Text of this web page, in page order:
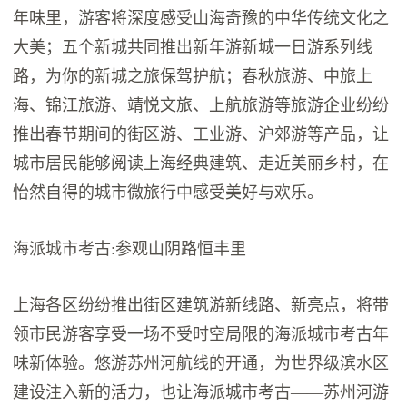
年味里，游客将深度感受山海奇豫的中华传统文化之
大美；五个新城共同推出新年游新城一日游系列线
路，为你的新城之旅保驾护航；春秋旅游、中旅上
海、锦江旅游、靖悦文旅、上航旅游等旅游企业纷纷
推出春节期间的街区游、工业游、沪郊游等产品，让
城市居民能够阅读上海经典建筑、走近美丽乡村，在
怡然自得的城市微旅行中感受美好与欢乐。
海派城市考古:参观山阴路恒丰里
上海各区纷纷推出街区建筑游新线路、新亮点，将带
领市民游客享受一场不受时空局限的海派城市考古年
味新体验。悠游苏州河航线的开通，为世界级滨水区
建设注入新的活力，也让海派城市考古——苏州河游